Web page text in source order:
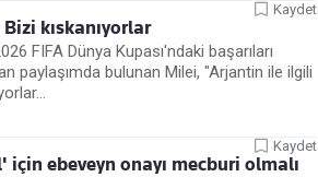
kıskanıyorlar
Kaydet
FIFA Dünya Kupası'ndaki başarıları
paylaşımda bulunan Milei, "Arjantin ile ilgili
ebeveyn onayı mecburi olmalı
Kaydet